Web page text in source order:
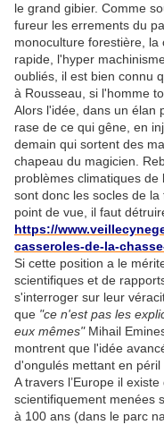
le grand gibier. Comme
fureur les errements du
monoculture forestière,
rapide, l'hyper
oubliés, il est bien connu
à Rousseau, si l'homme
Alors l'idée, dans un élan
rase de ce qui gêne, en
demain qui sortent des
chapeau du magicien.
problèmes climatiques
sont donc les socles de
point de vue, il faut
https://
casseroles-de-la-
Si cette position a le
scientifiques et de
s'interroger sur leur
que "ce n'est pas les
eux mêmes" Mihail
montrent que l'idée
d'ongulés mettant en péril
A travers l’Europe il
scientifiquement menées
à 100 ans (dans le parc